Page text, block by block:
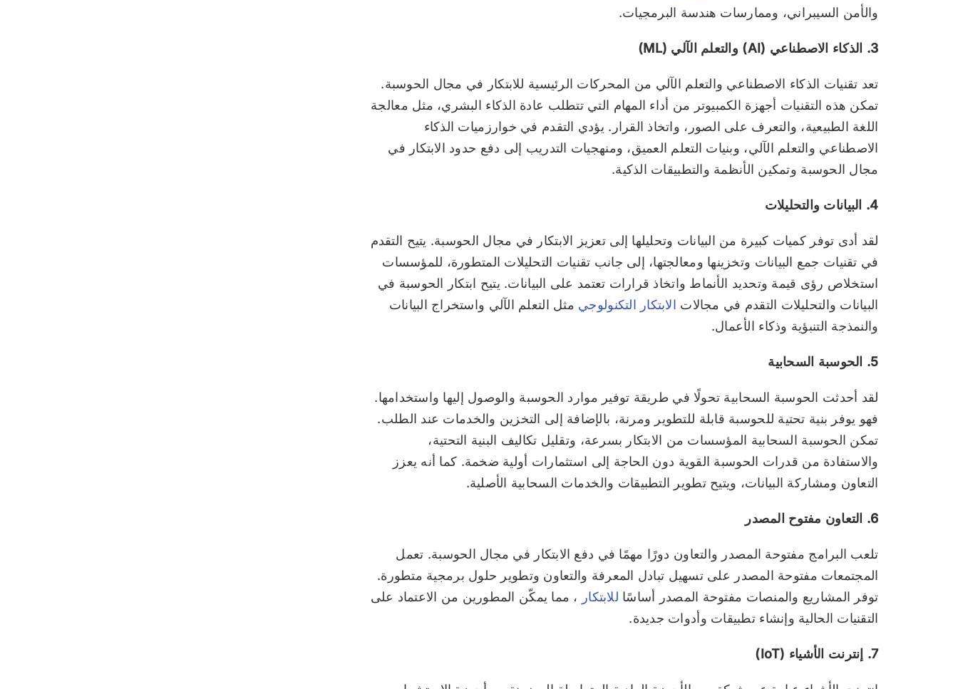
والأمن السيبراني، وممارسات هندسة البرمجيات.
3. الذكاء الاصطناعي (AI) والتعلم الآلي (ML)
تعد تقنيات الذكاء الاصطناعي والتعلم الآلي من المحركات الرئيسية للابتكار في مجال الحوسبة.
تمكن هذه التقنيات أجهزة الكمبيوتر من أداء المهام التي تتطلب عادة الذكاء البشري، مثل معالجة
اللغة الطبيعية، والتعرف على الصور، واتخاذ القرار. يؤدي التقدم في خوارزميات الذكاء
الاصطناعي والتعلم الآلي، وبنيات التعلم العميق، ومنهجيات التدريب إلى دفع حدود الابتكار في
مجال الحوسبة وتمكين الأنظمة والتطبيقات الذكية.
4. البيانات والتحليلات
لقد أدى توفر كميات كبيرة من البيانات وتحليلها إلى تعزيز الابتكار في مجال الحوسبة. يتيح التقدم
في تقنيات جمع البيانات وتخزينها ومعالجتها، إلى جانب تقنيات التحليلات المتطورة، للمؤسسات
استخلاص رؤى قيمة وتحديد الأنماط واتخاذ قرارات تعتمد على البيانات. يتيح ابتكار الحوسبة في
البيانات والتحليلات التقدم في مجالات الابتكار التكنولوجي مثل التعلم الآلي واستخراج البيانات
والنمذجة التنبؤية وذكاء الأعمال.
5. الحوسبة السحابية
لقد أحدثت الحوسبة السحابية تحولًا في طريقة توفير موارد الحوسبة والوصول إليها واستخدامها.
فهو يوفر بنية تحتية للحوسبة قابلة للتطوير ومرنة، بالإضافة إلى التخزين والخدمات عند الطلب.
تمكن الحوسبة السحابية المؤسسات من الابتكار بسرعة، وتقليل تكاليف البنية التحتية،
والاستفادة من قدرات الحوسبة القوية دون الحاجة إلى استثمارات أولية ضخمة. كما أنه يعزز
التعاون ومشاركة البيانات، ويتيح تطوير التطبيقات والخدمات السحابية الأصلية.
6. التعاون مفتوح المصدر
تلعب البرامج مفتوحة المصدر والتعاون دورًا مهمًا في دفع الابتكار في مجال الحوسبة. تعمل
المجتمعات مفتوحة المصدر على تسهيل تبادل المعرفة والتعاون وتطوير حلول برمجية متطورة.
توفر المشاريع والمنصات مفتوحة المصدر أساسًا للابتكار ، مما يمكّن المطورين من الاعتماد على
التقنيات الحالية وإنشاء تطبيقات وأدوات جديدة.
7. إنترنت الأشياء (IoT)